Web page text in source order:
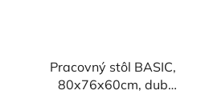
Pracovný stôl BASIC,
80x76x60cm, dub